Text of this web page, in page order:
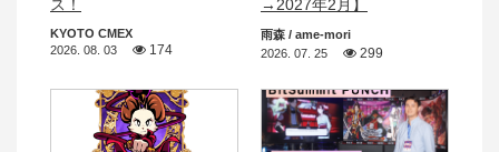
ス！
KYOTO CMEX
2026. 08. 03
174
→2027年2月】
雨森 / ame-mori
2026. 07. 25
299